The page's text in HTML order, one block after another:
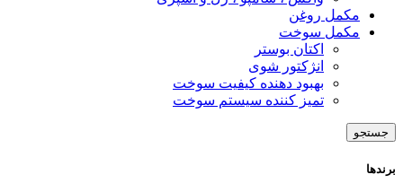
مکمل روغن
مکمل سوخت
اکتان بوستر
انژکتور شوی
بهبود دهنده کیفیت سوخت
تمیز کننده سیستم سوخت
جستجو
برندها